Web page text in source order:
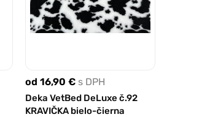
od 16,90 € s DPH
Deka VetBed DeLuxe č.92
KRAVIČKA bielo-čierna